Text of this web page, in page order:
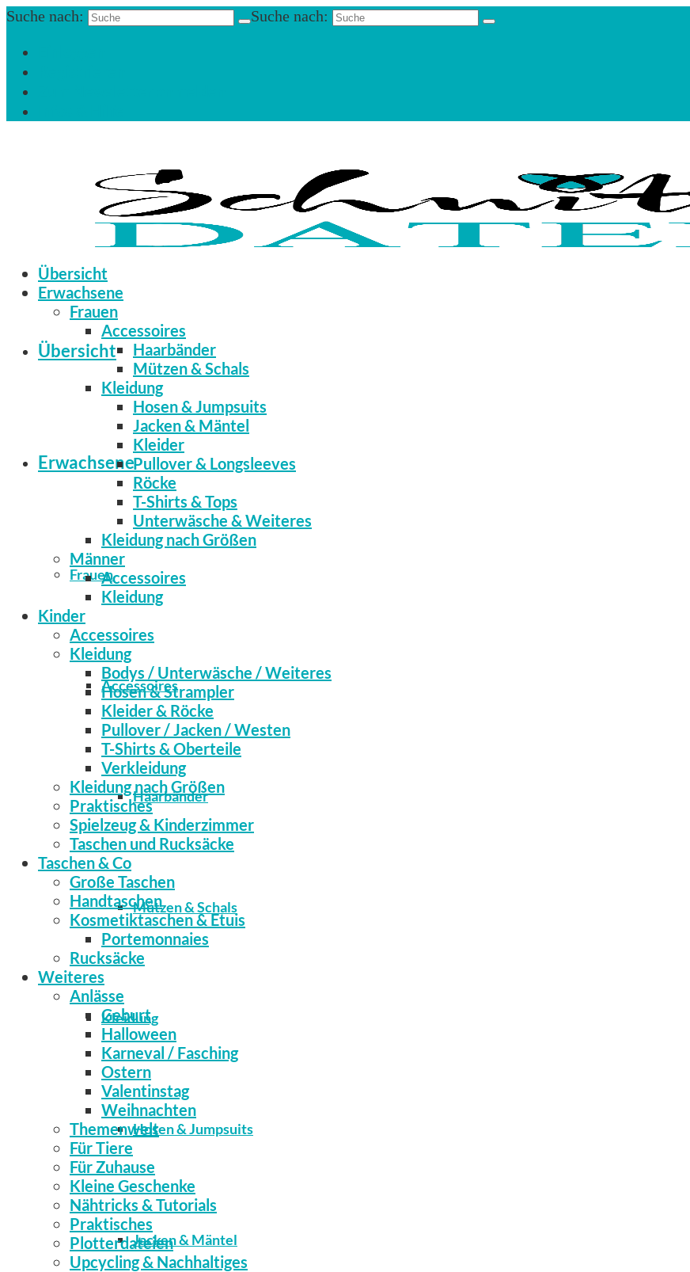
Suche nach: Suche nach:
Übersicht
Erwachsene
Frauen
Accessoires
Haarbänder
Mützen & Schals
Kleidung
Hosen & Jumpsuits
Jacken & Mäntel
Übersicht
Erwachsene
Frauen
Accessoires
Haarbänder
Mützen & Schals
Kleidung
Hosen & Jumpsuits
Jacken & Mäntel
Kleider
Pullover & Longsleeves
Röcke
T-Shirts & Tops
Unterwäsche & Weiteres
Kleidung nach Größen
Männer
Accessoires
Kleidung
Kinder
Accessoires
Kleidung
Bodys / Unterwäsche / Weiteres
Hosen & Strampler
Kleider & Röcke
Pullover / Jacken / Westen
T-Shirts & Oberteile
Verkleidung
Kleidung nach Größen
Praktisches
Spielzeug & Kinderzimmer
Taschen und Rucksäcke
Taschen & Co
Große Taschen
Handtaschen
Kosmetiktaschen & Etuis
Portemonnaies
Rucksäcke
Weiteres
Anlässe
Geburt
Halloween
Karneval / Fasching
Ostern
Valentinstag
Weihnachten
Themenwelt
Für Tiere
Für Zuhause
Kleine Geschenke
Nähtricks & Tutorials
Praktisches
Plotterdateien
Upcycling & Nachhaltiges